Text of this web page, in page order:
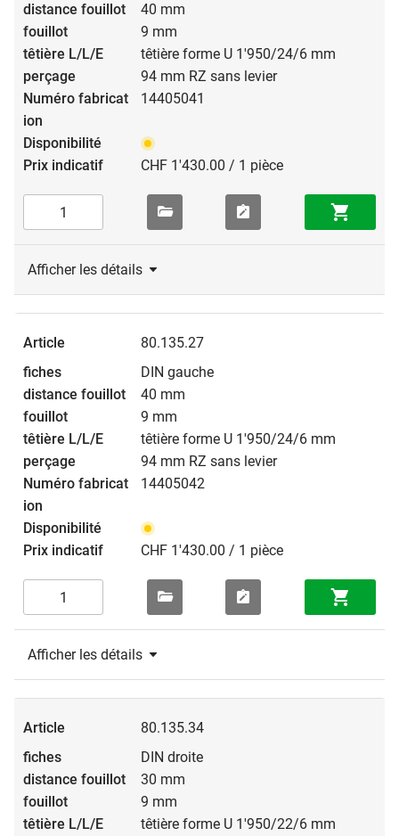
40 mm
9 mm
têtière forme U 1'950/24/6 mm
94 mm RZ sans levier
14405041
CHF 1'430.00 / 1 pièce
Afficher les détails
80.135.27
DIN gauche
40 mm
9 mm
têtière forme U 1'950/24/6 mm
94 mm RZ sans levier
14405042
CHF 1'430.00 / 1 pièce
Afficher les détails
80.135.34
DIN droite
30 mm
9 mm
têtière forme U 1'950/22/6 mm